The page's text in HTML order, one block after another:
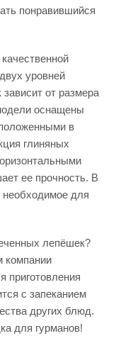
понравившийся
уровней
от размера
оснащены
в
глиняных
ее прочность. В
необходимое для
лепёшек?
компании
приготовления
с запеканием
других блюд.
для гурманов!